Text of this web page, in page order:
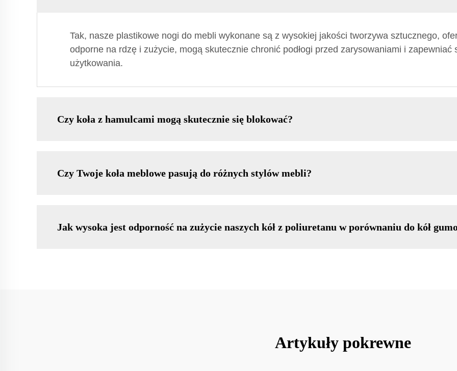
Tak, nasze plastikowe nogi do mebli wykonane są z wysokiej jakości tworzywa sztucznego,
odporne na rdzę i zużycie, mogą skutecznie chronić podłogi przed zarysowaniami i zapewniać
użytkowania.
Czy koła z hamulcami mogą skutecznie się blokować?
Czy Twoje koła meblowe pasują do różnych stylów mebli?
Jak wysoka jest odporność na zużycie naszych kół z poliuretanu w porównaniu do kół
Artykuły pokrewne